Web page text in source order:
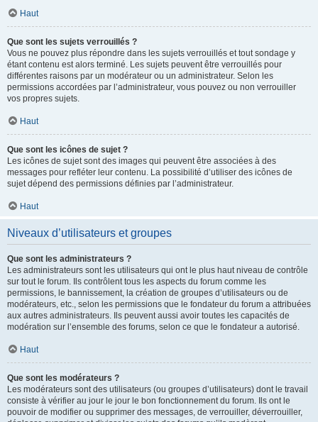
Haut
Que sont les sujets verrouillés ?
Vous ne pouvez plus répondre dans les sujets verrouillés et tout sondage y
étant contenu est alors terminé. Les sujets peuvent être verrouillés pour
différentes raisons par un modérateur ou un administrateur. Selon les
permissions accordées par l’administrateur, vous pouvez ou non verrouiller
vos propres sujets.
Haut
Que sont les icônes de sujet ?
Les icônes de sujet sont des images qui peuvent être associées à des
messages pour refléter leur contenu. La possibilité d’utiliser des icônes de
sujet dépend des permissions définies par l’administrateur.
Haut
Niveaux d’utilisateurs et groupes
Que sont les administrateurs ?
Les administrateurs sont les utilisateurs qui ont le plus haut niveau de contrôle
sur tout le forum. Ils contrôlent tous les aspects du forum comme les
permissions, le bannissement, la création de groupes d’utilisateurs ou de
modérateurs, etc., selon les permissions que le fondateur du forum a attribuées
aux autres administrateurs. Ils peuvent aussi avoir toutes les capacités de
modération sur l’ensemble des forums, selon ce que le fondateur a autorisé.
Haut
Que sont les modérateurs ?
Les modérateurs sont des utilisateurs (ou groupes d’utilisateurs) dont le travail
consiste à vérifier au jour le jour le bon fonctionnement du forum. Ils ont le
pouvoir de modifier ou supprimer des messages, de verrouiller, déverrouiller,